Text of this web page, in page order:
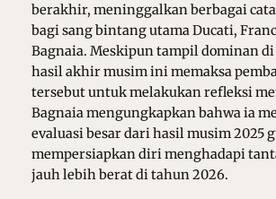
berakhir, meninggalkan berbagai
bagi sang bintang utama Ducati,
Bagnaia. Meskipun tampil dominan di
hasil akhir musim ini memaksa
tersebut untuk melakukan refleksi
Bagnaia mengungkapkan bahwa ia
evaluasi besar dari hasil musim 2025
mempersiapkan diri menghadapi
jauh lebih berat di tahun 2026.